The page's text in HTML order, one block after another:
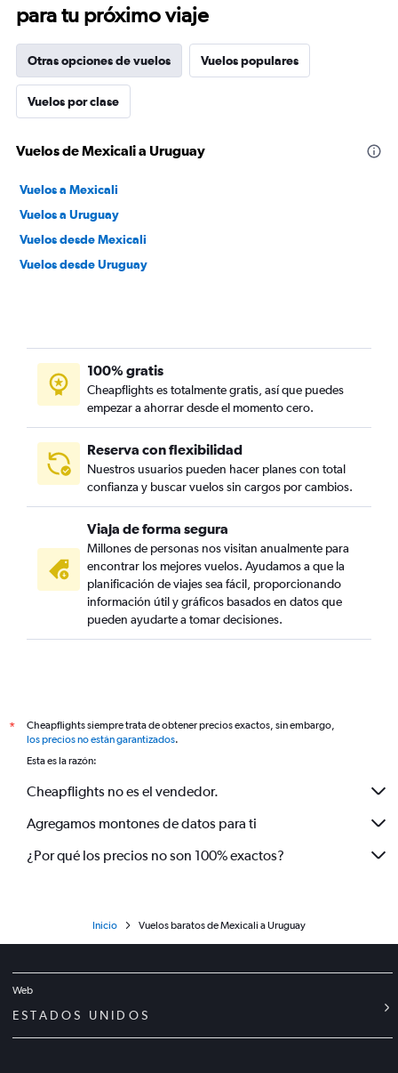
para tu próximo viaje
Otras opciones de vuelos Vuelos populares
Vuelos por clase
Vuelos de Mexicali a Uruguay
Vuelos a Mexicali
Vuelos a Uruguay
Vuelos desde Mexicali
Vuelos desde Uruguay
100% gratis
Cheapflights es totalmente gratis, así que puedes
empezar a ahorrar desde el momento cero.
Reserva con flexibilidad
Nuestros usuarios pueden hacer planes con total
confianza y buscar vuelos sin cargos por cambios.
Viaja de forma segura
Millones de personas nos visitan anualmente para
encontrar los mejores vuelos. Ayudamos a que la
planificación de viajes sea fácil, proporcionando
información útil y gráficos basados en datos que
pueden ayudarte a tomar decisiones.
*
Cheapflights siempre trata de obtener precios exactos, sin embargo,
los precios no están garantizados.
Esta es la razón:
Cheapflights no es el vendedor.
Agregamos montones de datos para ti
¿Por qué los precios no son 100% exactos?
Inicio Vuelos baratos de Mexicali a Uruguay
Web
ESTADOS UNIDOS